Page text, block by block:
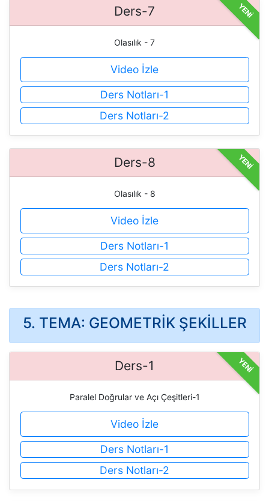
Ders-7 YENİ
Olasılık - 7
Video İzle
Ders Notları-1
Ders Notları-2
Ders-8 YENİ
Olasılık - 8
Video İzle
Ders Notları-1
Ders Notları-2
5. TEMA: GEOMETRİK ŞEKİLLER
Ders-1 YENİ
Paralel Doğrular ve Açı Çeşitleri-1
Video İzle
Ders Notları-1
Ders Notları-2